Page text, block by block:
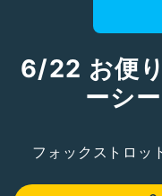
6/22 お便
ーシ
フォックストロッ